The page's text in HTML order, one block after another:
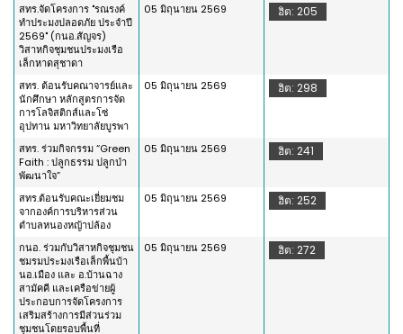
สทร.จัดโครงการ "รณรงค์
ทำประมงปลอดภัย ประจำปี
2569" (กนอ.สัญจร)
วิสาหกิจชุมชนประมงเรือ
เล็กหาดสุชาดา
05 มิถุนายน 2569 ฮิต: 205
สทร. ต้อนรับคณาจารย์และ
นักศึกษา หลักสูตรการจัด
การโลจิสติกส์และโซ่
อุปทาน มหาวิทยาลัยบูรพา
05 มิถุนายน 2569 ฮิต: 298
สทร. ร่วมกิจกรรม “Green
Faith : ปลูกธรรม ปลูกป่า
พัฒนาใจ”
05 มิถุนายน 2569 ฮิต: 241
สทร.ต้อนรับคณะเยี่ยมชม
จากองค์การบริหารส่วน
ตำบลหนองหญ้าปล้อง
05 มิถุนายน 2569 ฮิต: 252
กนอ. ร่วมกับวิสาหกิจชุมชน
ชมรมประมงเรือเล็กพื้นบ้า
นอ.เมือง และ อ.บ้านฉาง
สามัคคี และเครือข่ายผู้
ประกอบการจัดโครงการ
เสริมสร้างการมีส่วนร่วม
ชุมชนโดยรอบพื้นที่
05 มิถุนายน 2569 ฮิต: 272